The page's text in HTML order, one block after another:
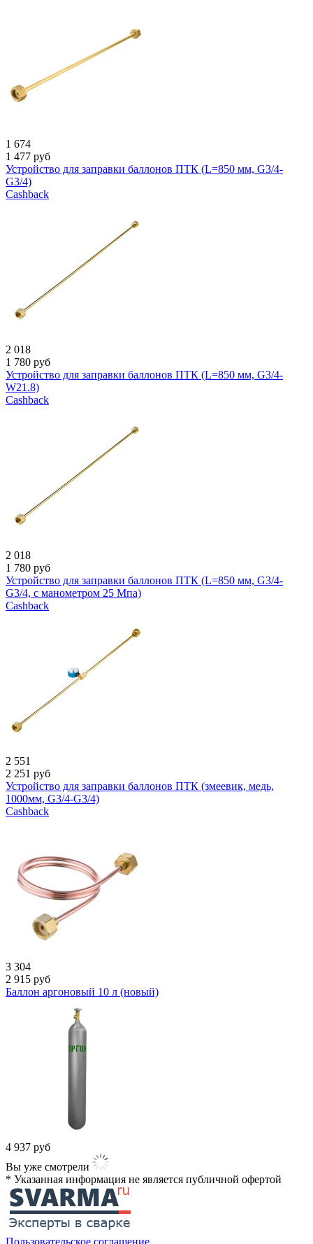
1 674
1 477 руб
Устройство для заправки баллонов ПТК (L=850 мм, G3/4-
G3/4)
Cashback
2 018
1 780 руб
Устройство для заправки баллонов ПТК (L=850 мм, G3/4-
W21.8)
Cashback
2 018
1 780 руб
Устройство для заправки баллонов ПТК (L=850 мм, G3/4-
G3/4, с манометром 25 Мпа)
Cashback
2 551
2 251 руб
Устройcтво для заправки баллонов ПТК (змеевик, медь,
1000мм, G3/4-G3/4)
Cashback
3 304
2 915 руб
Баллон аргоновый 10 л (новый)
4 937 руб
Вы уже смотрели
* Указанная информация не является публичной офертой​
Пользовательское соглашение